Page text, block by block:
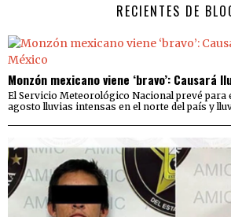
RECIENTES DE
Monzón mexicano viene ‘bravo’: Causará
El Servicio Meteorológico Nacional prevé para
agosto lluvias intensas en el norte del país y